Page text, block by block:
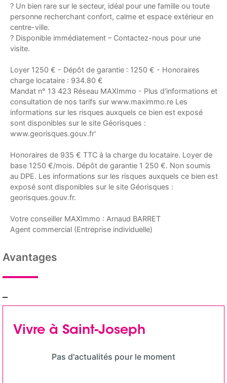
? Un bien rare sur le secteur, idéal pour une famille ou toute
personne recherchant confort, calme et espace extérieur en
centre-ville.
? Disponible immédiatement – Contactez-nous pour une
visite.
Loyer 1250 € - Dépôt de garantie : 1250 € - Honoraires
charge locataire : 934.80 €
Mandat n° 13 423 Réseau MAXImmo - Plus d'informations et
consultation de nos tarifs sur www.maximmo.re Les
informations sur les risques auxquels ce bien est exposé
sont disponibles sur le site Géorisques :
www.georisques.gouv.fr'
Honoraires de 935 € TTC à la charge du locataire. Loyer de
base 1250 €/mois. Dépôt de garantie 1 250 €. Non soumis
au DPE. Les informations sur les risques auxquels ce bien est
exposé sont disponibles sur le site Géorisques :
georisques.gouv.fr.
Votre conseiller MAXImmo : Arnaud BARRET
Agent commercial (Entreprise individuelle)
Avantages
Vivre à Saint-Joseph
Pas d'actualités pour le moment